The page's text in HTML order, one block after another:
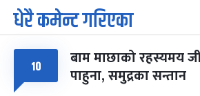
७
आइत
पूर्णिमा व्रत
चैत्र ७, २०८३-Mar 21, 2027
८ फागुपूर्णिमा
चैत्र ८, २०८३-Mar 22, 2027
धेरै कमेन्ट गरिएका
१० बाम माछाको रहस्यमय
पाहुना, समुद्रका सन्तान